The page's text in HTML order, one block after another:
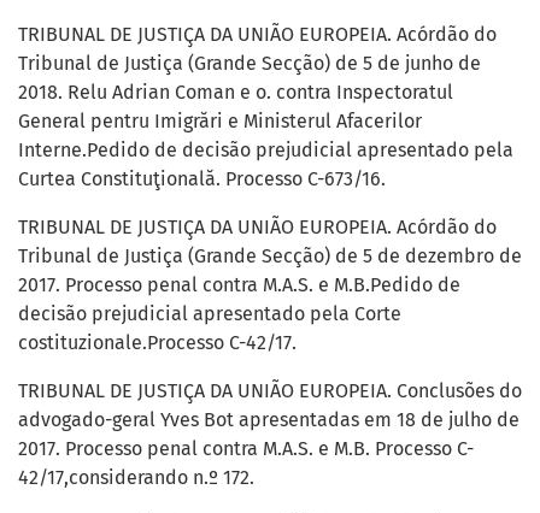
TRIBUNAL DE JUSTIÇA DA UNIÃO EUROPEIA. Acórdão do
Tribunal de Justiça (Grande Secção) de 5 de junho de
2018. Relu Adrian Coman e o. contra Inspectoratul
General pentru Imigrări e Ministerul Afacerilor
Interne.Pedido de decisão prejudicial apresentado pela
Curtea Constituţională. Processo C-673/16.
TRIBUNAL DE JUSTIÇA DA UNIÃO EUROPEIA. Acórdão do
Tribunal de Justiça (Grande Secção) de 5 de dezembro de
2017. Processo penal contra M.A.S. e M.B.Pedido de
decisão prejudicial apresentado pela Corte
costituzionale.Processo C-42/17.
TRIBUNAL DE JUSTIÇA DA UNIÃO EUROPEIA. Conclusões do
advogado-geral Yves Bot apresentadas em 18 de julho de
2017. Processo penal contra M.A.S. e M.B. Processo C-
42/17,considerando n.º 172.